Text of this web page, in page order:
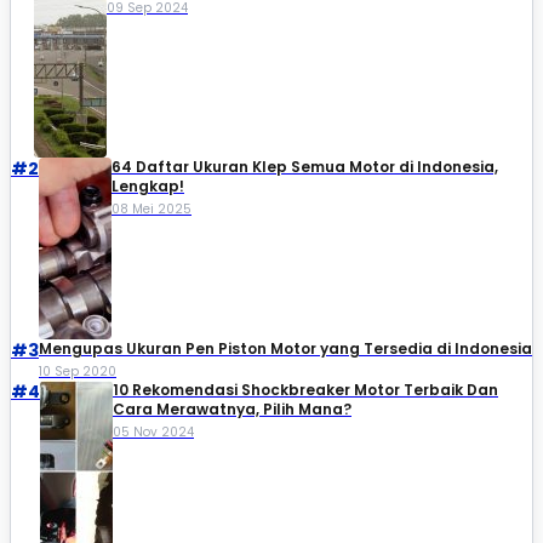
09 Sep 2024
#2
64 Daftar Ukuran Klep Semua Motor di Indonesia,
Lengkap!
08 Mei 2025
#3Mengupas Ukuran Pen Piston Motor yang Tersedia di Indonesia
10 Sep 2020
#4
10 Rekomendasi Shockbreaker Motor Terbaik Dan
Cara Merawatnya, Pilih Mana?
05 Nov 2024